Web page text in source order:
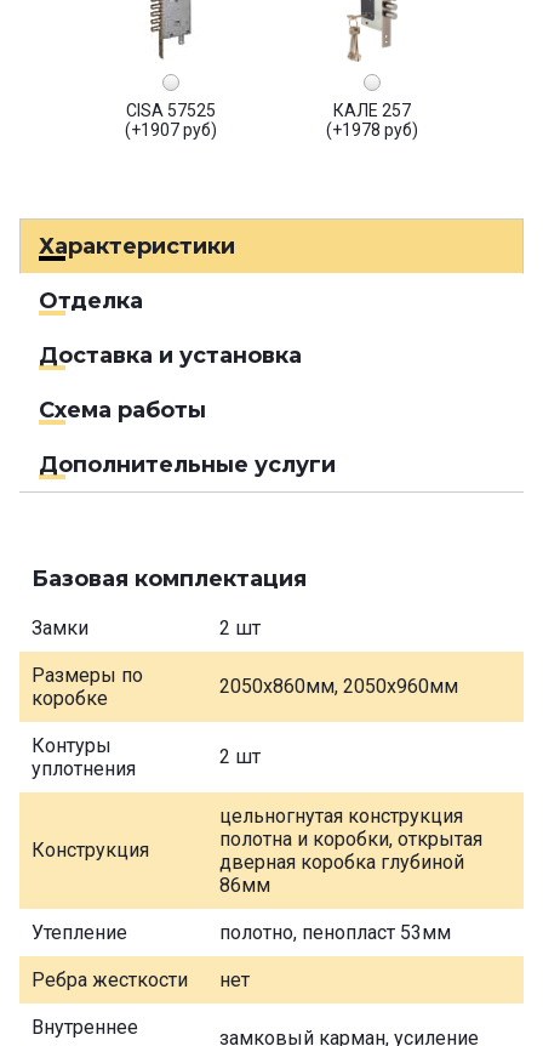
CISA 57525
(+1907 руб)
КАЛЕ 257
(+1978 руб)
Характеристики
Отделка
Доставка и установка
Схема работы
Дополнительные услуги
Базовая комплектация
Замки 2 шт
Размеры по
коробке
2050х860мм, 2050х960мм
Контуры
уплотнения
2 шт
Конструкция
цельногнутая конструкция
полотна и коробки, открытая
дверная коробка глубиной
86мм
Утепление полотно, пенопласт 53мм
Ребра жесткости нет
Внутреннее
замковый карман, усиление